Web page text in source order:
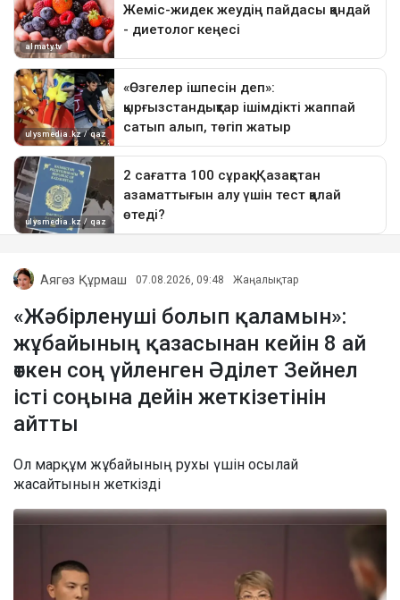
Аягөз Құрмаш 07.08.2026, 09:48 Жаңалықтар
«Жәбірленуші болып қаламын»:
жұбайының қазасынан кейін 8 ай
өткен соң үйленген Әділет Зейнел
істі соңына дейін жеткізетінін
айтты
Ол марқұм жұбайының рухы үшін осылай
жасайтынын жеткізді